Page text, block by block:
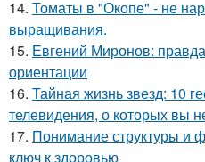
14. Томаты в "Окопе" - не
выращивания.
15. Евгений Миронов:
ориентации
16. Тайная жизнь звезд: 10
телевидения, о которых вы
17. Понимание структуры и
ключ к здоровью